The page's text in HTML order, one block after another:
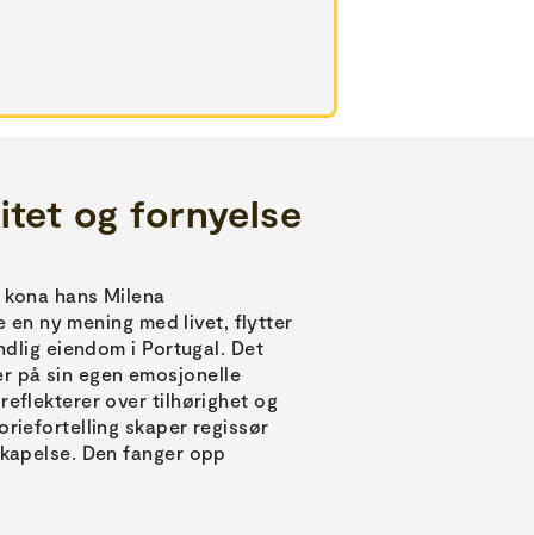
og fornyelse
hans Milena
ny mening med livet, flytter
eiendom i Portugal. Det
på sin egen emosjonelle
over tilhørighet og
skaper regissør
Den fanger opp